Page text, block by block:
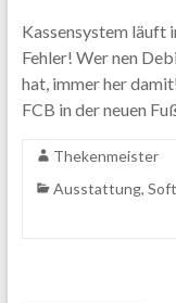
Kassensystem läuft
Fehler! Wer nen
hat, immer her
FCB in der neuen
Thekenmeister
Ausstattung,